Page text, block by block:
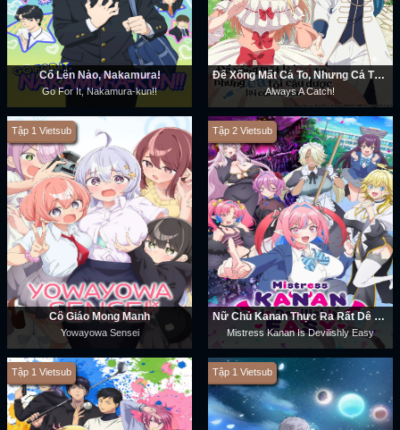
Cố Lên Nào, Nakamura!
Go For It, Nakamura-kun!!
Để Xổng Mất Cá To, Nhưng Cá Tôi Câu Được Lại Còn To Hơn
Always A Catch!
Tập 1 Vietsub
Cô Giáo Mong Manh
Yowayowa Sensei
Tập 2 Vietsub
Nữ Chủ Kanan Thực Ra Rất Dễ Dụ
Mistress Kanan Is Devilishly Easy
Tập 1 Vietsub Tập 1 Vietsub